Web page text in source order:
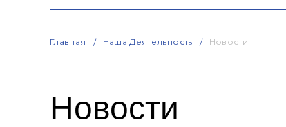
Главная Наша Деятельность Новости
Новости